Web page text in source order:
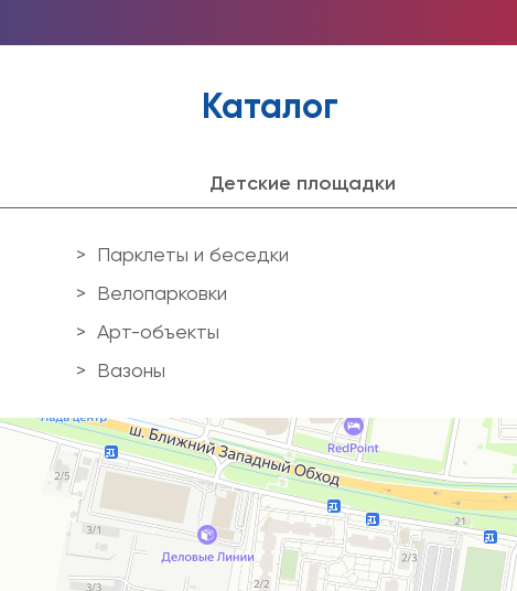
Каталог
Детские площадки
Парклеты и беседки
Велопарковки
Арт-объекты
Вазоны